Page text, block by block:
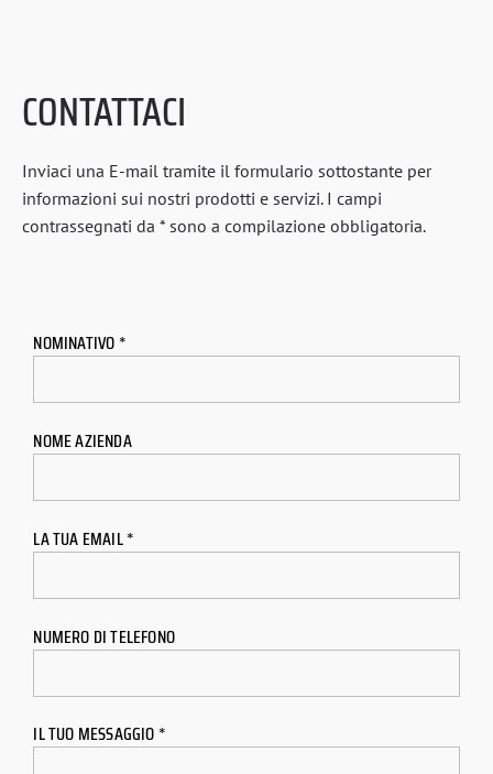
CONTATTACI
Inviaci una E-mail tramite il formulario sottostante per
informazioni sui nostri prodotti e servizi. I campi
contrassegnati da * sono a compilazione obbligatoria.
NOMINATIVO *
NOME AZIENDA
LA TUA EMAIL *
NUMERO DI TELEFONO
IL TUO MESSAGGIO *